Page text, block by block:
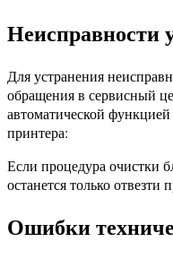
Неисправности
Для устранения
обращения в сервисный
автоматической
принтера:
Если процедура очистки
останется только
Ошибки